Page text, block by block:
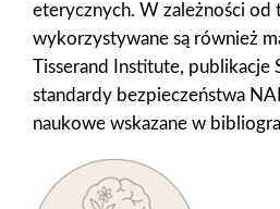
eterycznych. W zależności od
wykorzystywane są również
Tisserand Institute, publikacje
standardy bezpieczeństwa
naukowe wskazane w